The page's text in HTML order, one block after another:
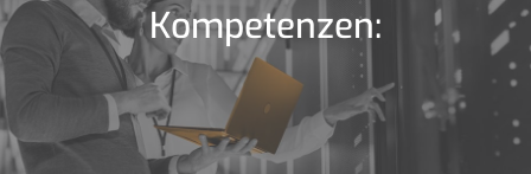
Kompetenzen: